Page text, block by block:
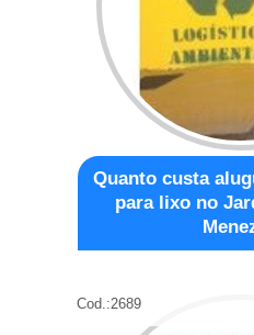
Quanto custa
para lixo no
Cod.:2689